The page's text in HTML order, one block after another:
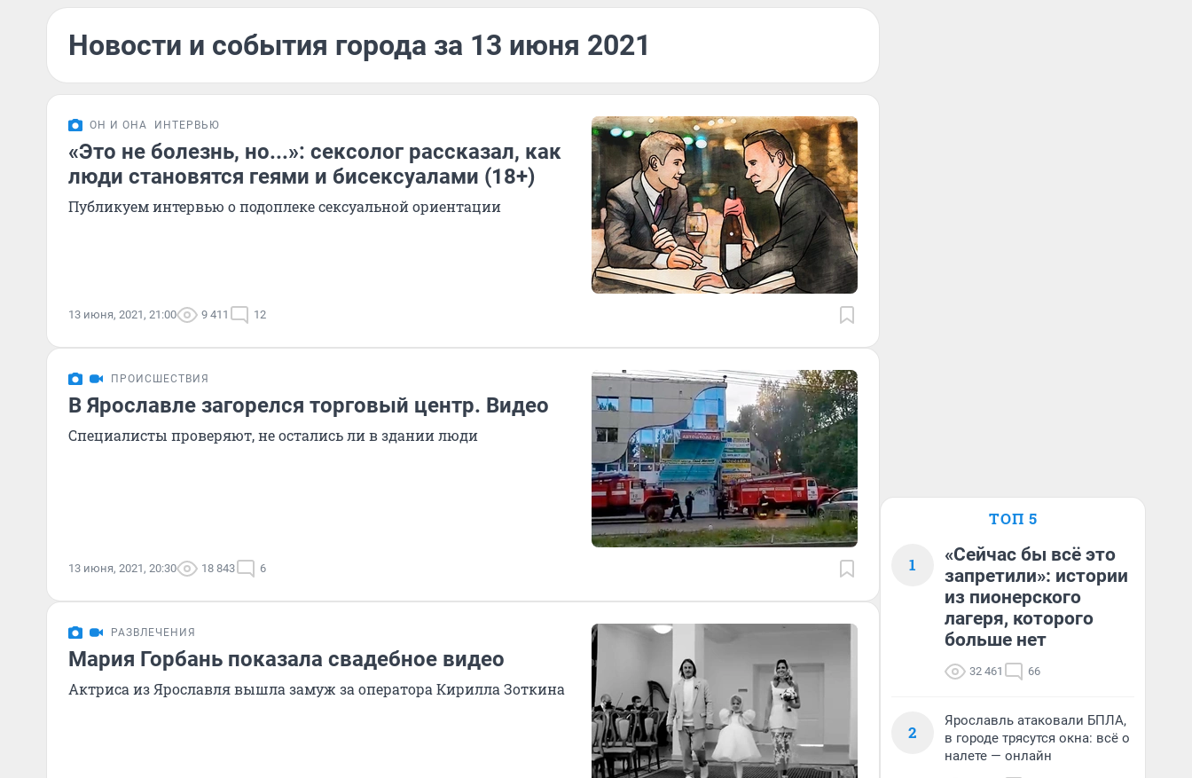
Новости и события города за 13 июня 2021
ОН И ОНА ИНТЕРВЬЮ
«Это не болезнь, но...»: сексолог рассказал, как
люди становятся геями и бисексуалами (18+)
Публикуем интервью о подоплеке сексуальной ориентации
13 июня, 2021, 21:00 9 411 12
ПРОИСШЕСТВИЯ
В Ярославле загорелся торговый центр. Видео
Специалисты проверяют, не остались ли в здании люди
13 июня, 2021, 20:30 18 843 6
РАЗВЛЕЧЕНИЯ
Мария Горбань показала свадебное видео
Актриса из Ярославля вышла замуж за оператора Кирилла Зоткина
ТОП 5
1
«Сейчас бы всё это
запретили»: истории
из пионерского
лагеря, которого
больше нет
32 461 66
2
Ярославль атаковали БПЛА,
в городе трясутся окна: всё о
налете — онлайн